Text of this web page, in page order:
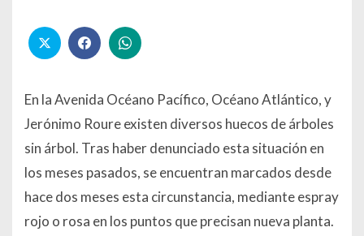
En la Avenida Océano Pacífico, Océano Atlántico, y
Jerónimo Roure existen diversos huecos de árboles
sin árbol. Tras haber denunciado esta situación en
los meses pasados, se encuentran marcados desde
hace dos meses esta circunstancia, mediante espray
rojo o rosa en los puntos que precisan nueva planta.